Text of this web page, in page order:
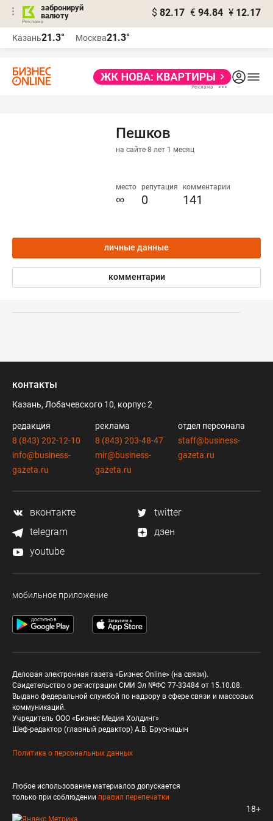
забронируй
валюту
$ 82.17 € 94.84 ¥ 12.17
Казань21.3° Москва21.3°
Пешков
на сайте 8 лет 1 месяц
место
∞
репутация
0
комментарии
141
личные данные
комментарии
контакты
Казань, Лобачевского 10, корпус 2
редакция
8 (843) 202-12-10
info@business-
gazeta.ru
реклама
8 (843) 203-48-47
mir@business-
gazeta.ru
отдел персонала
staff@business-
gazeta.ru
вконтакте
twitter
telegram
дзен
youtube
мобильное приложение
Деловая электронная газета «Бизнес Online» (на связи).
Свидетельство о регистрации СМИ Эл №ФС 77-33484 от 15.10.08.
Выдано федеральной службой по надзору в сфере связи и массовых
коммуникаций.
Учредитель ООО «Бизнес Медия Холдинг»
Шеф-редактор (главный редактор) А.В. Брусницын
Политика о персональных данных
Любое использование материалов допускается
только при соблюдении правил перепечатки
18+